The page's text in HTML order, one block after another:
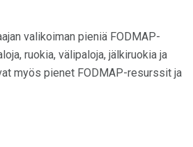
valikoiman pieniä FODMAP-
ruokia, välipaloja, jälkiruokia ja
myös pienet FODMAP-resurssit ja